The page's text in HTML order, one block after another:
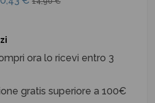
ora lo ricevi entro 3
gratis superiore a 100€